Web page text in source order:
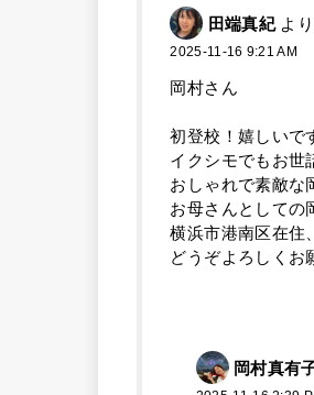
田端真紀 よ
2025-11-16 9:21 AM
岡村さん
初登校！嬉しいで
イクシモでもお世
おしゃれで素敵な
お母さんとしての
横浜市港南区在住
どうぞよろしくお
岡村真有